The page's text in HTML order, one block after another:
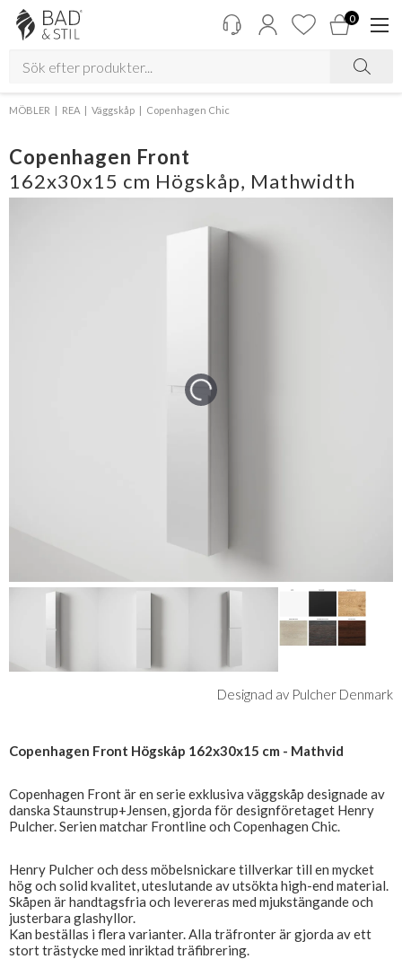
0
MÖBLER REA Väggskåp Copenhagen Chic
Copenhagen Front
162x30x15 cm Högskåp, Mathwidth
Designad av Pulcher Denmark
Copenhagen Front Högskåp 162x30x15 cm - Mathvid
Copenhagen Front är en serie exklusiva väggskåp designade av
danska Staunstrup+Jensen, gjorda för designföretaget Henry
Pulcher. Serien matchar Frontline och Copenhagen Chic.
Henry Pulcher och dess möbelsnickare tillverkar till en mycket
hög och solid kvalitet, uteslutande av utsökta high-end material.
Skåpen är handtagsfria och levereras med mjukstängande och
justerbara glashyllor.
Kan beställas i flera varianter. Alla träfronter är gjorda av ett
stort trästycke med inriktad träfibrering.